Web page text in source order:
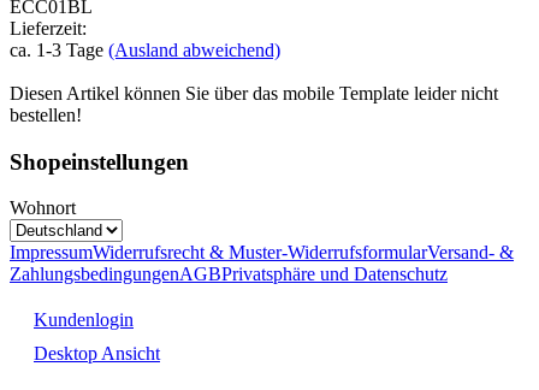
ECC01BL
Lieferzeit:
ca. 1-3 Tage (Ausland abweichend)
Diesen Artikel können Sie über das mobile Template leider nicht
bestellen!
Shopeinstellungen
Wohnort
ImpressumWiderrufsrecht & Muster-WiderrufsformularVersand- &
ZahlungsbedingungenAGBPrivatsphäre und Datenschutz
Kundenlogin
Desktop Ansicht